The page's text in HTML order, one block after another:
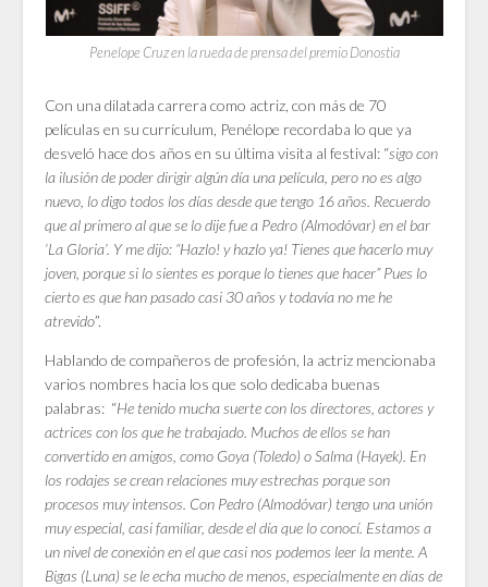
Penelope Cruz en la rueda de prensa del premio Donostia
Con una dilatada carrera como actriz, con más de 70
películas en su currículum, Penélope recordaba lo que ya
desveló hace dos años en su última visita al festival: “sigo con
la ilusión de poder dirigir algún día una película, pero no es algo
nuevo, lo digo todos los días desde que tengo 16 años. Recuerdo
que al primero al que se lo dije fue a Pedro (Almodóvar) en el bar
‘La Gloria’. Y me dijo: “Hazlo! y hazlo ya! Tienes que hacerlo muy
joven, porque si lo sientes es porque lo tienes que hacer” Pues lo
cierto es que han pasado casi 30 años y todavía no me he
atrevido”.
Hablando de compañeros de profesión, la actriz mencionaba
varios nombres hacia los que solo dedicaba buenas
palabras: “He tenido mucha suerte con los directores, actores y
actrices con los que he trabajado. Muchos de ellos se han
convertido en amigos, como Goya (Toledo) o Salma (Hayek). En
los rodajes se crean relaciones muy estrechas porque son
procesos muy intensos. Con Pedro (Almodóvar) tengo una unión
muy especial, casi familiar, desde el día que lo conocí. Estamos a
un nivel de conexión en el que casi nos podemos leer la mente. A
Bigas (Luna) se le echa mucho de menos, especialmente en días de